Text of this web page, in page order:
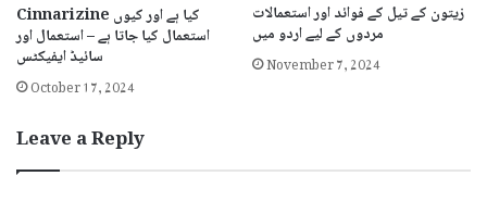
Cinnarizine کیا ہے اور کیوں
استعمال کیا جاتا ہے – استعمال اور
سائیڈ ایفیکٹس
October 17, 2024
زیتون کے تیل کے فوائد اور استعمالات
مردوں کے لیے اردو میں
November 7, 2024
Leave a Reply